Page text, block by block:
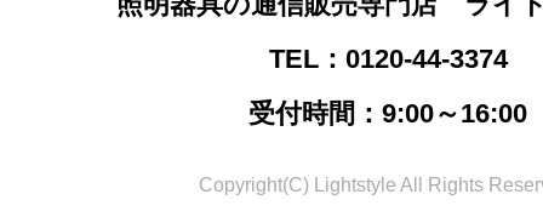
TEL：0120-44-3374
受付時間：9:00～16:00
Copyright(C) Lightstyle All Rights